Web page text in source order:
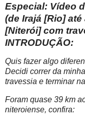
Especial: Vídeo
(de Irajá [Rio]
[Niterói] com
INTRODUÇÃO:
Quis fazer algo
Decidi correr da
travessia e terminar
Foram quase 39 km
niteroiense, confira: